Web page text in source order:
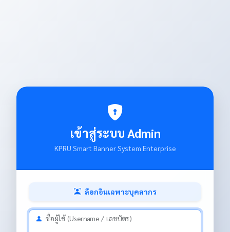
เข้าสู่ระบบ Admin
KPRU Smart Banner System Enterprise
ล็อกอินเฉพาะบุคลากร
ชื่อผู้ใช้ (Username / เลขบัตร)